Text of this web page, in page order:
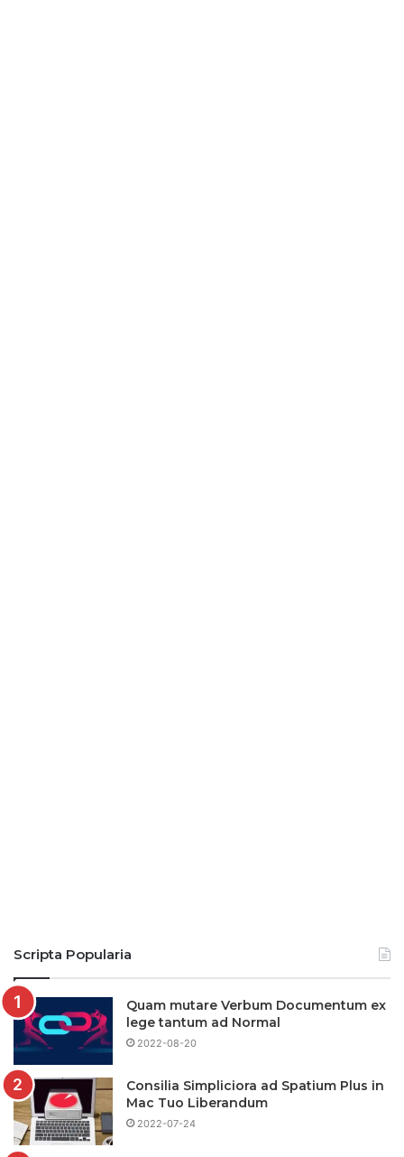
Scripta Popularia
Quam mutare Verbum Documentum ex
lege tantum ad Normal
2022-08-20
Consilia Simpliciora ad Spatium Plus in
Mac Tuo Liberandum
2022-07-24